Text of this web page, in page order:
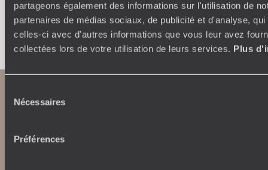
partageons également des informations sur l'utilisation de
partenaires de médias sociaux, de publicité et d'analyse,
celles-ci avec d'autres informations que vous leur avez
collectées lors de votre utilisation de leurs services. Plus
Nécessaires
Préférences
Faites créer votre voyage